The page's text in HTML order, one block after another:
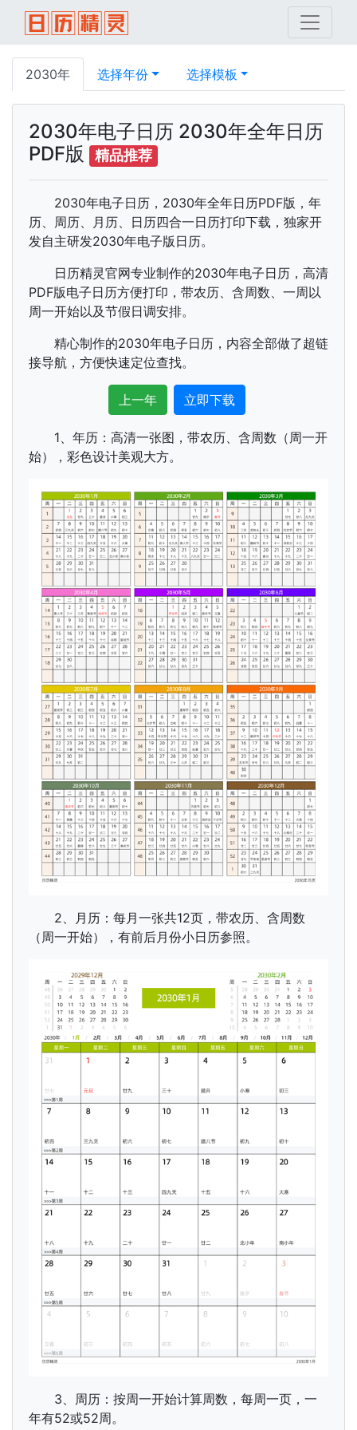
2030年 选择年份 选择模板
2030年电子日历 2030年全年日历
PDF版
精品推荐
2030年电子日历，2030年全年日历PDF版，年
历、周历、月历、日历四合一日历打印下载，独家开
发自主研发2030年电子版日历。
日历精灵官网专业制作的2030年电子日历，高清
PDF版电子日历方便打印，带农历、含周数、一周以
周一开始以及节假日调安排。
精心制作的2030年电子日历，内容全部做了超链
接导航，方便快速定位查找。
上一年 立即下载
1、年历：高清一张图，带农历、含周数（周一开
始），彩色设计美观大方。
2、月历：每月一张共12页，带农历、含周数
（周一开始），有前后月份小日历参照。
3、周历：按周一开始计算周数，每周一页，一
年有52或52周。